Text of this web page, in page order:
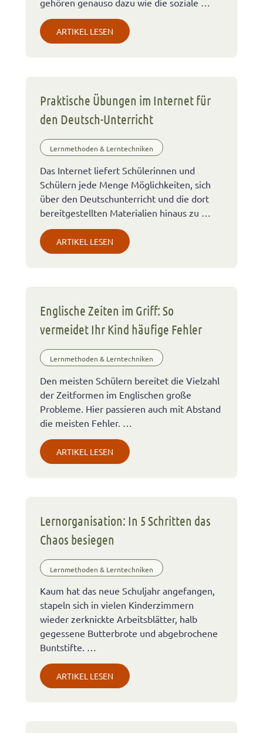
ARTIKEL LESEN
Praktische Übungen im Internet für
den Deutsch-Unterricht
Lernmethoden & Lerntechniken
Das Internet liefert Schülerinnen und
Schülern jede Menge Möglichkeiten, sich
über den Deutschunterricht und die dort
bereitgestellten Materialien hinaus zu …
ARTIKEL LESEN
Englische Zeiten im Griff: So
vermeidet Ihr Kind häufige Fehler
Lernmethoden & Lerntechniken
Den meisten Schülern bereitet die Vielzahl
der Zeitformen im Englischen große
Probleme. Hier passieren auch mit Abstand
die meisten Fehler. …
ARTIKEL LESEN
Lernorganisation: In 5 Schritten das
Chaos besiegen
Lernmethoden & Lerntechniken
Kaum hat das neue Schuljahr angefangen,
stapeln sich in vielen Kinderzimmern
wieder zerknickte Arbeitsblätter, halb
gegessene Butterbrote und abgebrochene
Buntstifte. …
ARTIKEL LESEN